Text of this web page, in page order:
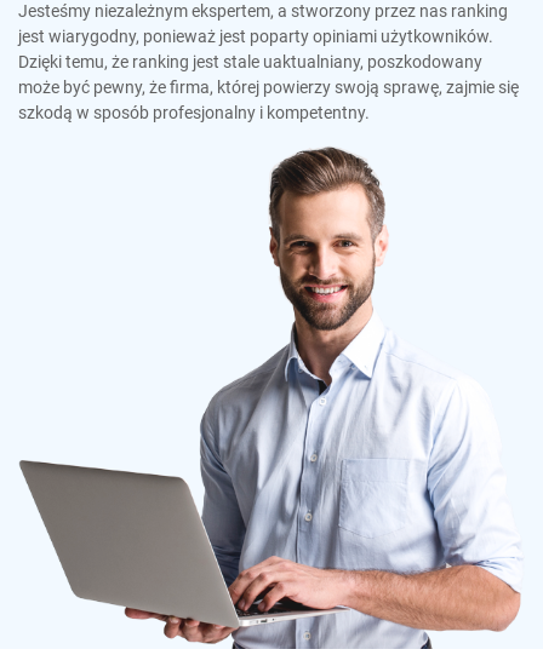
Jesteśmy niezależnym ekspertem, a stworzony przez nas ranking
jest wiarygodny, ponieważ jest poparty opiniami użytkowników.
Dzięki temu, że ranking jest stale uaktualniany, poszkodowany
może być pewny, że firma, której powierzy swoją sprawę, zajmie się
szkodą w sposób profesjonalny i kompetentny.